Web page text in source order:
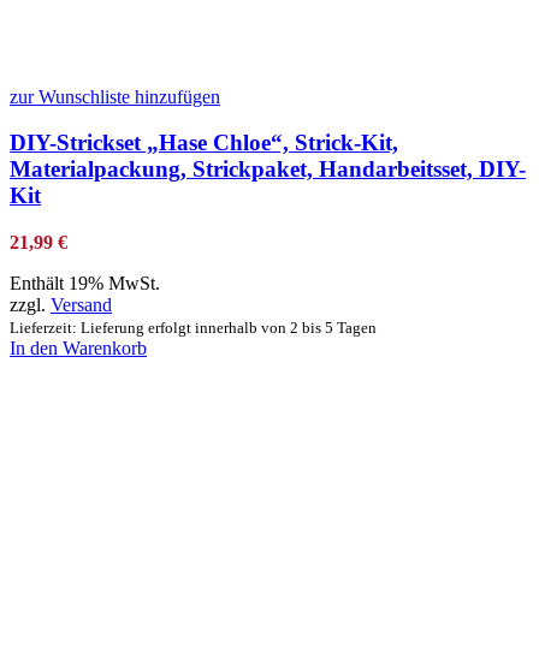
zur Wunschliste hinzufügen
DIY-Strickset „Hase Chloe“, Strick-Kit,
Materialpackung, Strickpaket, Handarbeitsset, DIY-
Kit
21,99 €
Enthält 19% MwSt.
zzgl. Versand
Lieferzeit: Lieferung erfolgt innerhalb von 2 bis 5 Tagen
In den Warenkorb